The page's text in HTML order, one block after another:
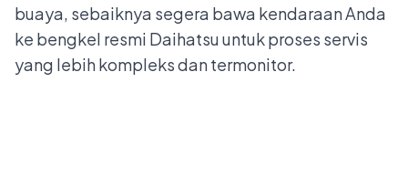
buaya, sebaiknya segera bawa kendaraan Anda
ke bengkel resmi Daihatsuuntuk proses servis
yang lebih kompleks dan termonitor.